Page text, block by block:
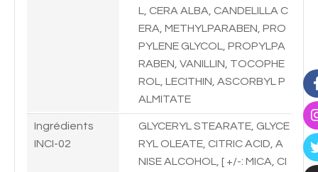
L, CERA ALBA, CANDELILLA C
ERA, METHYLPARABEN, PRO
PYLENE GLYCOL, PROPYLPA
RABEN, VANILLIN, TOCOPHE
ROL, LECITHIN, ASCORBYL P
ALMITATE
Ingrédients
INCI-02
GLYCERYL STEARATE, GLYCE
RYL OLEATE, CITRIC ACID, A
NISE ALCOHOL, [ +/-: MICA, CI